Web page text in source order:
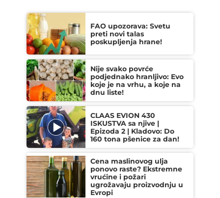
FAO upozorava: Svetu
preti novi talas
poskupljenja hrane!
Nije svako povrće
podjednako hranljivo: Evo
koje je na vrhu, a koje na
dnu liste!
CLAAS EVION 430
ISKUSTVA sa njive |
Epizoda 2 | Kladovo: Do
160 tona pšenice za dan!
Cena maslinovog ulja
ponovo raste? Ekstremne
vrućine i požari
ugrožavaju proizvodnju u
Evropi